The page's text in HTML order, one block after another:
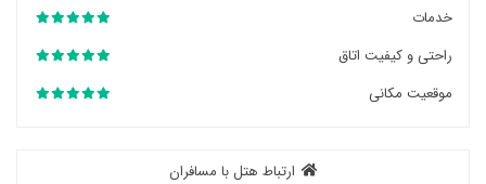
خدمات
راحتی و کیفیت اتاق
موقعیت مکانی
ارتباط هتل با مسافران